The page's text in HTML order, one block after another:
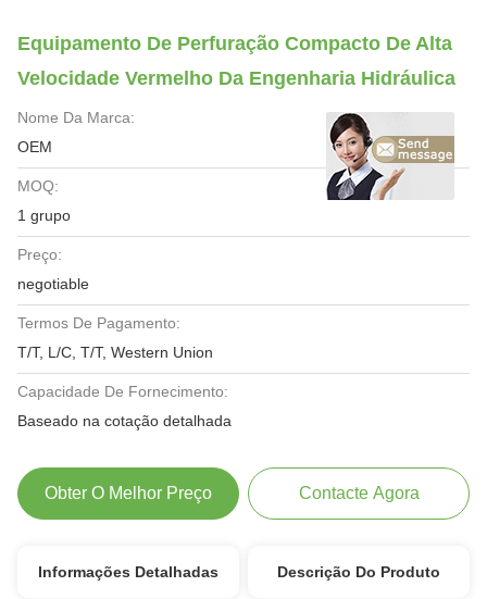
Equipamento De Perfuração Compacto De Alta
Velocidade Vermelho Da Engenharia Hidráulica
Nome Da Marca:
OEM
MOQ:
1 grupo
Preço:
negotiable
Termos De Pagamento:
T/T, L/C, T/T, Western Union
Capacidade De Fornecimento:
Baseado na cotação detalhada
Obter O Melhor Preço Contacte Agora
Informações Detalhadas Descrição Do Produto